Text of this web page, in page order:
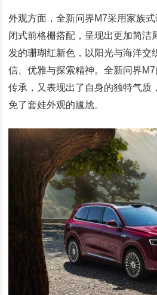
外观方面，全新问界M7采用家族
闭式前格栅搭配，呈现出更加简洁
发的珊瑚红新色，以阳光与海洋交
信、优雅与探索精神。全新问界
传承，又表现出了自身的独特气质
免了套娃外观的尴尬。